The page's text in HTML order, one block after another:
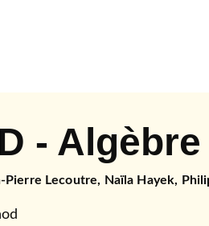
- Algèbre
Pierre Lecoutre, Naïla Hayek,